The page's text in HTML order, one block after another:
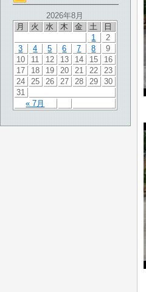
2026年8月
月
火 水 木 金 土 日
« 7月
1
2
3
4 5 6 7 8
9
10
11 12 13 14 15
16
17
18 19 20 21 22
23
24
25 26 27 28 29
30
31